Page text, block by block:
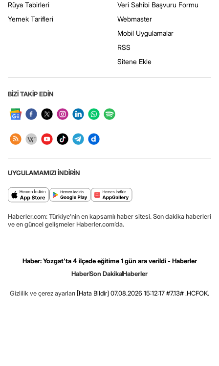
Rüya Tabirleri
Yemek Tarifleri
Veri Sahibi Başvuru Formu
Webmaster
Mobil Uygulamalar
RSS
Sitene Ekle
BİZİ TAKİP EDİN
UYGULAMAMIZI İNDİRİN
Haberler.com: Türkiye’nin en kapsamlı haber sitesi. Son dakika haberleri
ve en güncel gelişmeler Haberler.com’da.
Haber: Yozgat'ta 4 ilçede eğitime 1 gün ara verildi - Haberler
HaberSon DakikaHaberler
Gizlilik ve çerez ayarları [Hata Bildir] 07.08.2026 15:12:17 #7.13# .HCFOK.